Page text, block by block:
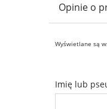
Opinie o
Wyświetlane są
Imię lub